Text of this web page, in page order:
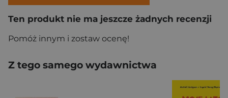
Ten produkt nie ma jeszcze żadnych recenzji
Pomóż innym i zostaw ocenę!
Z tego samego wydawnictwa